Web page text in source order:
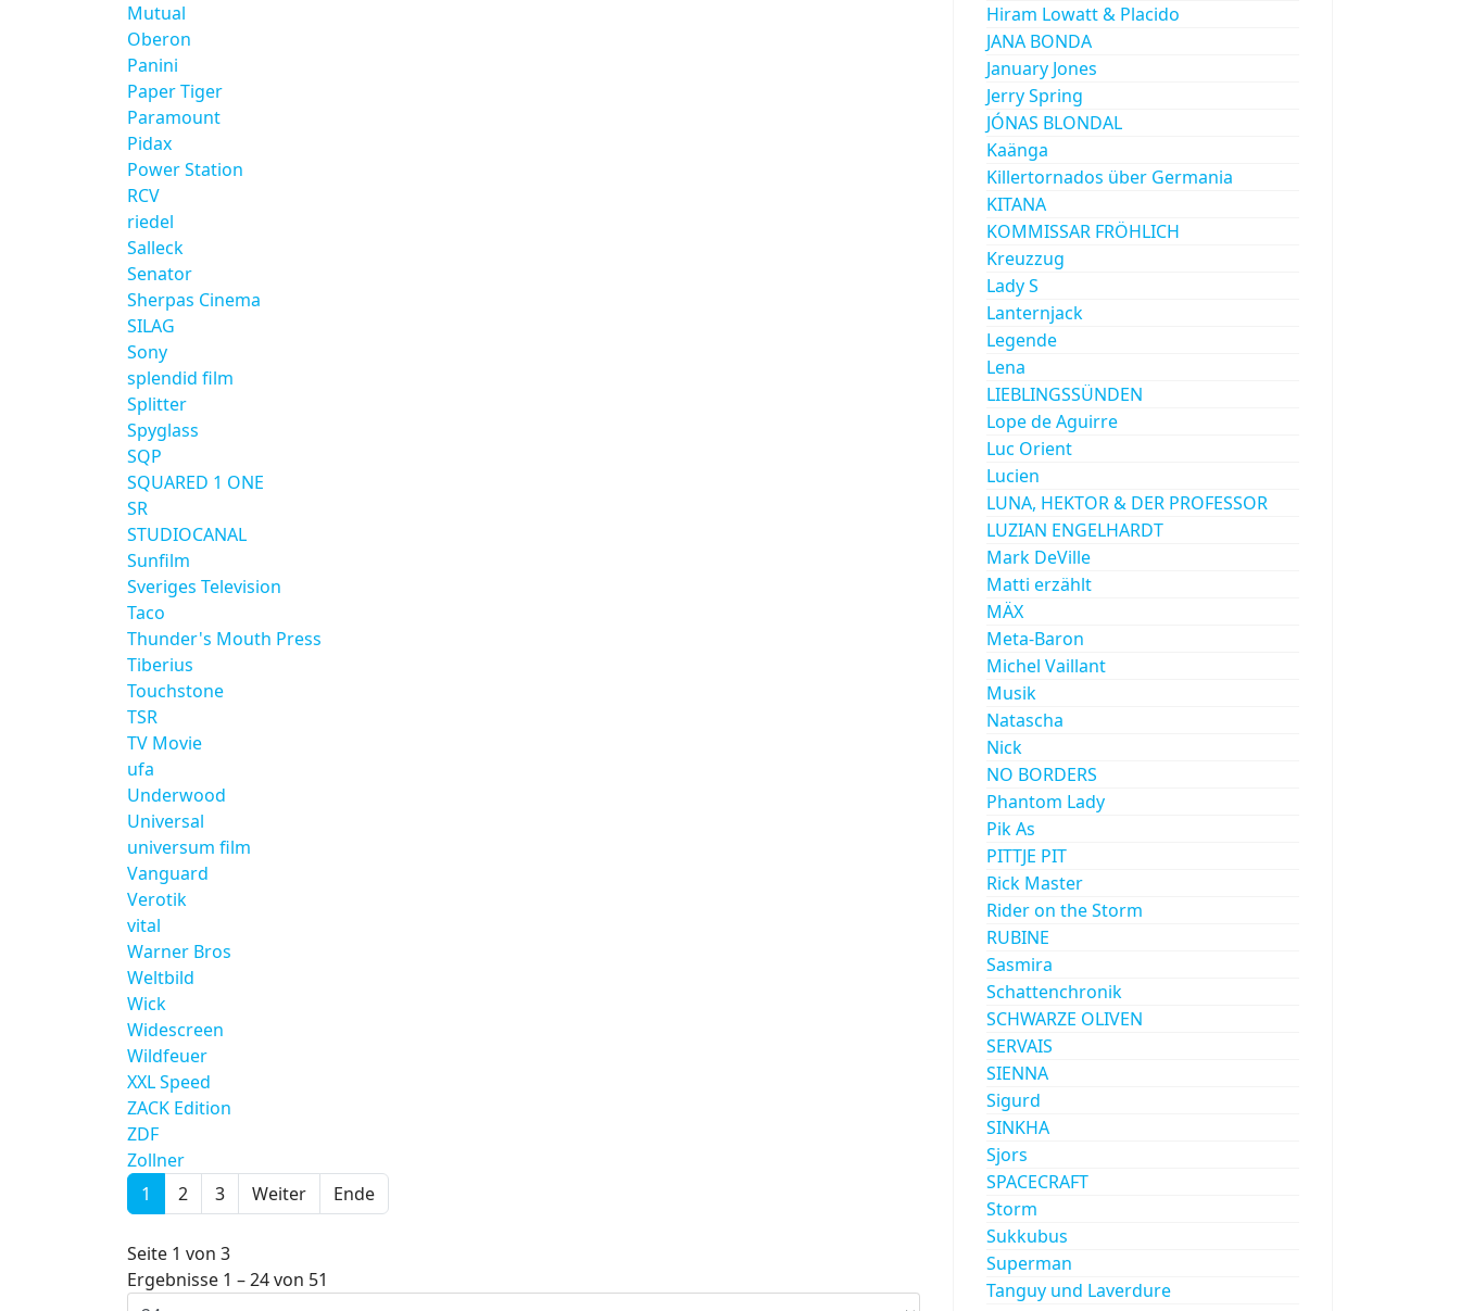
Mutual
Oberon
Panini
Paper Tiger
Paramount
Pidax
Power Station
RCV
riedel
Salleck
Senator
Sherpas Cinema
SILAG
Sony
splendid film
Splitter
Spyglass
SQP
SQUARED 1 ONE
SR
STUDIOCANAL
Sunfilm
Sveriges Television
Taco
Thunder's Mouth Press
Tiberius
Touchstone
TSR
TV Movie
ufa
Underwood
Universal
universum film
Vanguard
Verotik
vital
Warner Bros
Weltbild
Wick
Widescreen
Wildfeuer
XXL Speed
ZACK Edition
ZDF
Zollner
1
2 3 Weiter Ende
Seite 1 von 3
Ergebnisse 1 – 24 von 51
Hiram Lowatt & Placido
JANA BONDA
January Jones
Jerry Spring
JÓNAS BLONDAL
Kaänga
Killertornados über Germania
KITANA
KOMMISSAR FRÖHLICH
Kreuzzug
Lady S
Lanternjack
Legende
Lena
LIEBLINGSSÜNDEN
Lope de Aguirre
Luc Orient
Lucien
LUNA, HEKTOR & DER PROFESSOR
LUZIAN ENGELHARDT
Mark DeVille
Matti erzählt
MÄX
Meta-Baron
Michel Vaillant
Musik
Natascha
Nick
NO BORDERS
Phantom Lady
Pik As
PITTJE PIT
Rick Master
Rider on the Storm
RUBINE
Sasmira
Schattenchronik
SCHWARZE OLIVEN
SERVAIS
SIENNA
Sigurd
SINKHA
Sjors
SPACECRAFT
Storm
Sukkubus
Superman
Tanguy und Laverdure